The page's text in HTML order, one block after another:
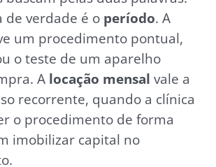
de verdade é o período. A
um procedimento pontual,
o teste de um aparelho
A locação mensal vale a
recorrente, quando a clínica
o procedimento de forma
imobilizar capital no